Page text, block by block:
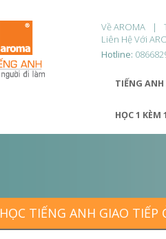
Về AROMA
Liên Hệ Với
Hotline:
TIẾNG
HỌC 1 KÈM
HỌC TIẾNG ANH GIAO